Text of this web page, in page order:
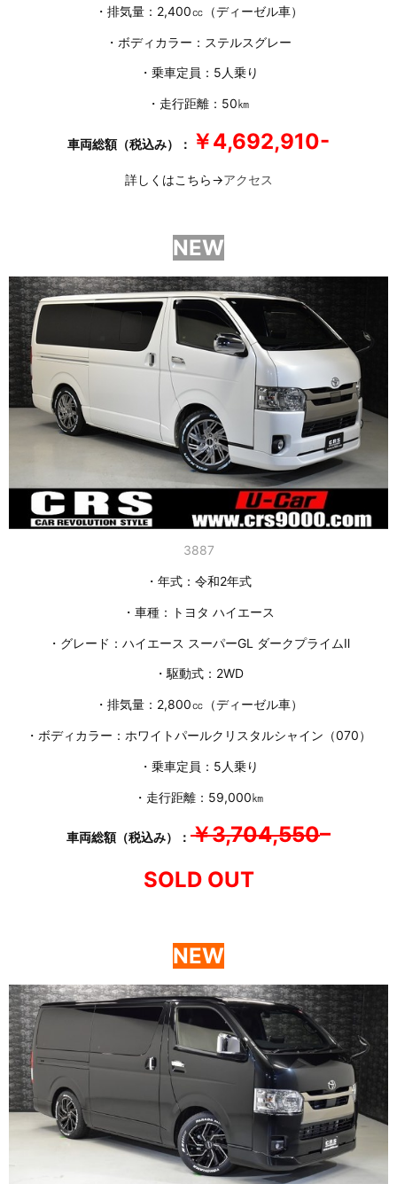
・排気量：2,400㏄（ディーゼル車）
・ボディカラー：ステルスグレー
・乗車定員：5人乗り
・走行距離：50㎞
車両総額（税込み）： ￥4,692,910-
詳しくはこちら→アクセス
NEW
3887
・年式：令和2年式
・車種：トヨタ ハイエース
・グレード：ハイエース スーパーGL ダークプライムⅡ
・駆動式：2WD
・排気量：2,800㏄（ディーゼル車）
・ボディカラー：ホワイトパールクリスタルシャイン（070）
・乗車定員：5人乗り
・走行距離：59,000㎞
車両総額（税込み）： ￥3,704,550–
SOLD OUT
NEW